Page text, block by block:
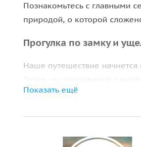
Познакомьтесь с главными
природой, о которой
Прогулка по замку и
Наше путешествие начнется
ущелье, полюбуемся
дороге, построенной в конце
Показать ещё